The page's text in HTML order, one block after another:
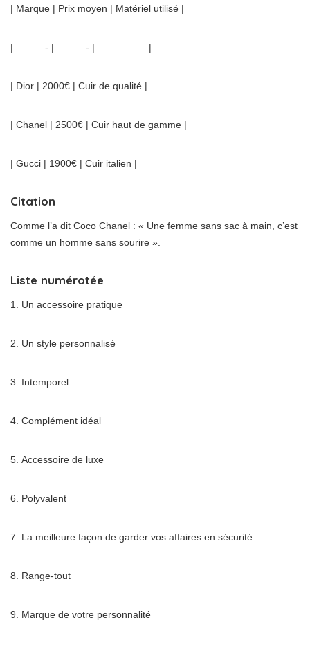
| Marque | Prix moyen | Matériel utilisé |
| ———- | ———- | ————— |
| Dior | 2000€ | Cuir de qualité |
| Chanel | 2500€ | Cuir haut de gamme |
| Gucci | 1900€ | Cuir italien |
Citation
Comme l’a dit Coco Chanel : « Une femme sans sac à main, c’est
comme un homme sans sourire ».
Liste numérotée
Un accessoire pratique
Un style personnalisé
Intemporel
Complément idéal
Accessoire de luxe
Polyvalent
La meilleure façon de garder vos affaires en sécurité
Range-tout
Marque de votre personnalité